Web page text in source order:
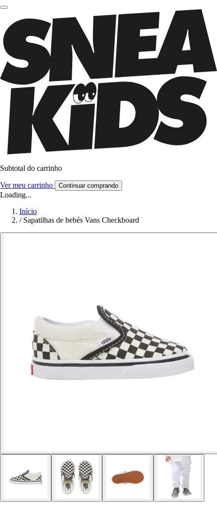
Subtotal do carrinho
Ver meu carrinho Continuar comprando
Loading...
Início
/ Sapatilhas de bebés Vans Checkboard